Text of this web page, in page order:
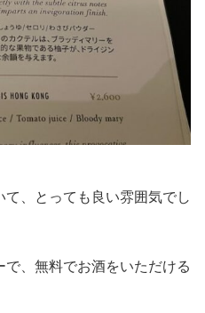
、とっても良い雰囲気でし
、無料でお酒をいただける